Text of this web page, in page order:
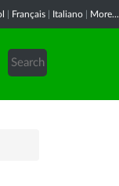
Français Italiano More...